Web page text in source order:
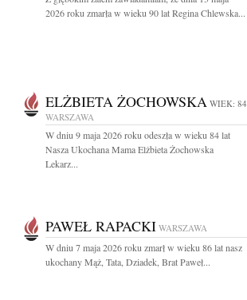
2026 roku zmarła w wieku 90 lat Regina Chlewska...
ELŻBIETA ŻOCHOWSKA WIEK: 84
WARSZAWA
W dniu 9 maja 2026 roku odeszła w wieku 84 lat
Nasza Ukochana Mama Elżbieta Żochowska
Lekarz...
PAWEŁ RAPACKI WARSZAWA
W dniu 7 maja 2026 roku zmarł w wieku 86 lat nasz
ukochany Mąż, Tata, Dziadek, Brat Paweł...